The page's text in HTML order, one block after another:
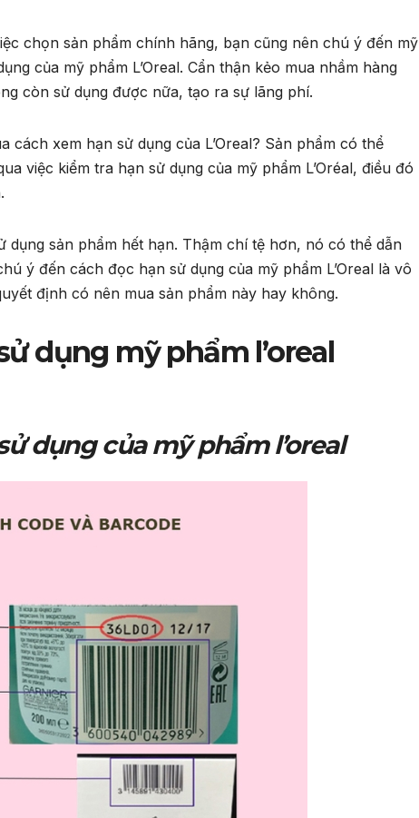
chọn sản phẩm chính hãng, bạn cũng nên chú ý đến mỹ
của mỹ phẩm L’Oreal. Cẩn thận kẻo mua nhầm hàng
còn sử dụng được nữa, tạo ra sự lãng phí.
cách xem hạn sử dụng của L’Oreal? Sản phẩm có thể
việc kiểm tra hạn sử dụng của mỹ phẩm L’Oréal, điều đó
sản phẩm hết hạn. Thậm chí tệ hơn, nó có thể dẫn
ý đến cách đọc hạn sử dụng của mỹ phẩm L’Oreal là vô
định có nên mua sản phẩm này hay không.
dụng mỹ phẩm l’oreal
dụng của mỹ phẩm l’oreal